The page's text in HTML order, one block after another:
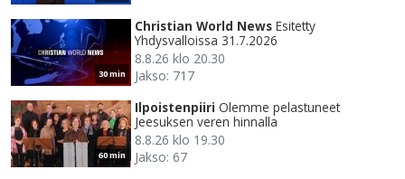
30 min
Christian World News Esitetty
Yhdysvalloissa 31.7.2026
8.8.26 klo 20.30
Jakso: 717
60 min
Ilpoistenpiiri Olemme pelastuneet
Jeesuksen veren hinnalla
8.8.26 klo 19.30
Jakso: 67